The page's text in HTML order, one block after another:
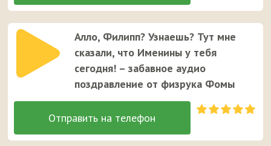
Алло, Филипп? Узнаешь? Тут мне
сказали, что Именины у тебя
сегодня! – забавное аудио
поздравление от физрука Фомы